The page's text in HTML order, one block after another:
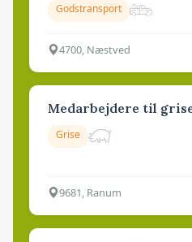
Godstransport
4700, Næstved
Medarbejdere til
Grise
9681, Ranum